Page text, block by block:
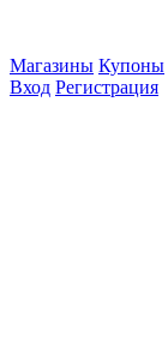
Магазины Купоны
Вход Регистрация